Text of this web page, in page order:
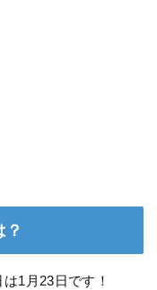
？
1月23日です！